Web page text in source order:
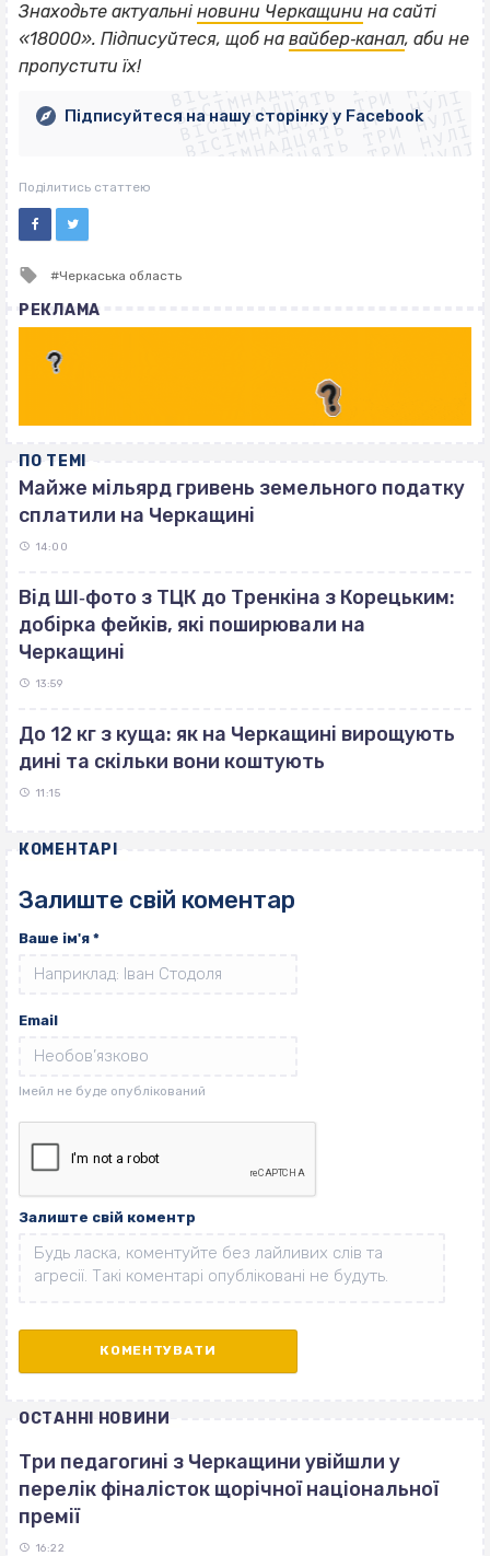
Знаходьте актуальні новини Черкащини на сайті
«18000». Підписуйтеся, щоб на вайбер‐канал, аби не
пропустити їх!
ВІСІМНАДЦЯТЬ ТРИ НУЛІ
ВІСІМНАДЦЯТЬ ТРИ НУЛІ
ВІСІМНАДЦЯТЬ ТРИ НУЛІ
ВІСІМНАДЦЯТЬ ТРИ НУЛІ
ВІСІМНАДЦЯТЬ ТРИ НУЛІ
ВІСІМНАДЦЯТЬ ТРИ НУЛІ
ВІСІМНАДЦЯТЬ ТРИ НУЛІ
ВІСІМНАДЦЯТЬ ТРИ НУЛІ
Підписуйтеся на нашу сторінку у Facebook
Поділитись статтею
Tagged
Черкаська область
РЕКЛАМА
ПО ТЕМІ
Майже мільярд гривень земельного податку
сплатили на Черкащині
14:00
Від ШІ‐фото з ТЦК до Тренкіна з Корецьким:
добірка фейків, які поширювали на
Черкащині
13:59
До 12 кг з куща: як на Черкащині вирощують
дині та скільки вони коштують
11:15
КОМЕНТАРІ
Залиште свій коментар
Ваше ім'я *
Email
Залиште свій коментр
ОСТАННІ НОВИНИ
Три педагогині з Черкащини увійшли у
перелік фіналісток щорічної національної
премії
16:22